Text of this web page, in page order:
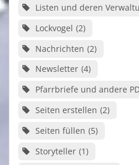
Listen und deren
Lockvogel 2
Nachrichten 2
Newsletter 4
Pfarrbriefe und andere
Seiten erstellen 2
Seiten füllen 5
Storyteller 1